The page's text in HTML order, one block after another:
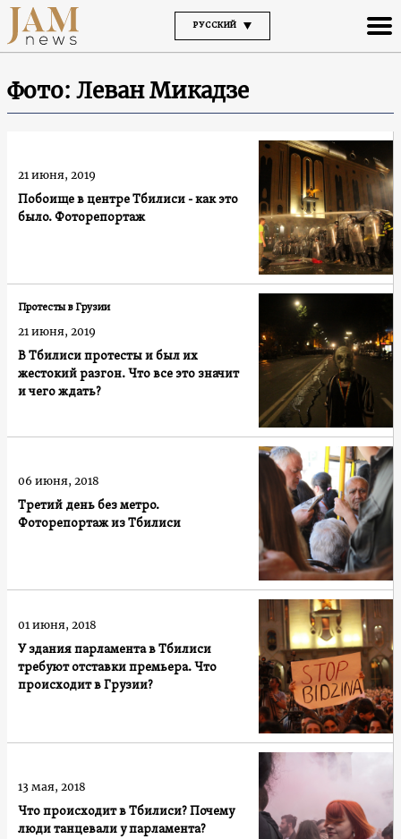
РУССКИЙ
Фото: Леван Микадзе
Побоище в центре Тбилиси - как это
было. Фоторепортаж
21 июня, 2019
В Тбилиси протесты и был их
жестокий разгон. Что все это значит
и чего ждать?
Протесты в Грузии
21 июня, 2019
Третий день без метро.
Фоторепортаж из Тбилиси
06 июня, 2018
У здания парламента в Тбилиси
требуют отставки премьера. Что
происходит в Грузии?
01 июня, 2018
Что происходит в Тбилиси? Почему
люди танцевали у парламента?
13 мая, 2018